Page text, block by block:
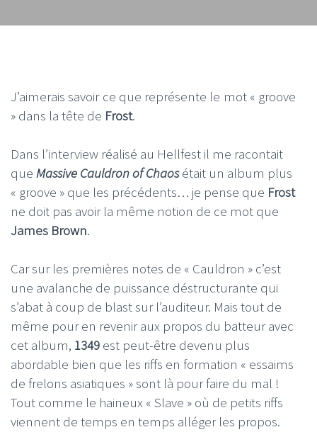
J’aimerais savoir ce que représente le mot « groove
» dans la tête de Frost.
Dans l’interview réalisé au Hellfest il me racontait
que Massive Cauldron of Chaosétait un album plus
« groove » que les précédents… je pense que Frost
ne doit pas avoir la même notion de ce mot que
James Brown.
Car sur les premières notes de « Cauldron » c’est
une avalanche de puissance déstructurante qui
s’abat à coup de blast sur l’auditeur. Mais tout de
même pour en revenir aux propos du batteur avec
cet album, 1349 est peut-être devenu plus
abordable bien que les riffs en formation « essaims
de frelons asiatiques » sont là pour faire du mal !
Tout comme le haineux « Slave » où de petits riffs
viennent de temps en temps alléger les propos.